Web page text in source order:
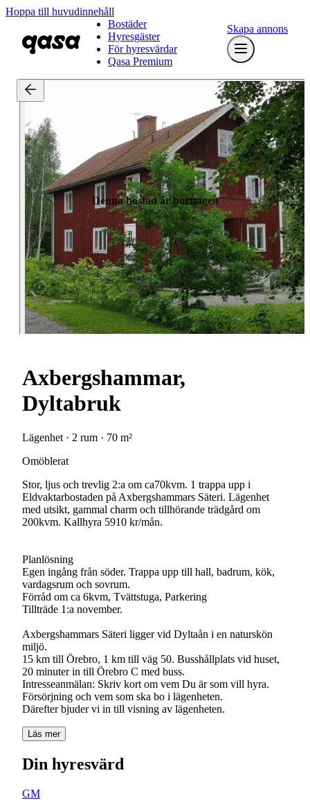
Hoppa till huvudinnehåll
Bostäder
Hyresgäster
För hyresvärdar
Qasa Premium
Skapa annons
Denna bostad är borttagen
Axbergshammar,
Dyltabruk
Lägenhet · 2 rum · 70 m²
Omöblerat
Stor, ljus och trevlig 2:a om ca70kvm. 1 trappa upp i
Eldvaktarbostaden på Axbergshammars Säteri. Lägenhet
med utsikt, gammal charm och tillhörande trädgård om
200kvm. Kallhyra 5910 kr/mån.
Planlösning
Egen ingång från söder. Trappa upp till hall, badrum, kök,
vardagsrum och sovrum.
Förråd om ca 6kvm, Tvättstuga, Parkering
Tillträde 1:a november.
Axbergshammars Säteri ligger vid Dyltaån i en naturskön
miljö.
15 km till Örebro, 1 km till väg 50. Busshållplats vid huset,
20 minuter in till Örebro C med buss.
Intresseanmälan: Skriv kort om vem Du är som vill hyra.
Försörjning och vem som ska bo i lägenheten.
Därefter bjuder vi in till visning av lägenheten.
Läs mer
Din hyresvärd
GM